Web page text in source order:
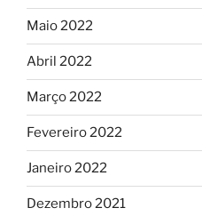
Maio 2022
Abril 2022
Março 2022
Fevereiro 2022
Janeiro 2022
Dezembro 2021